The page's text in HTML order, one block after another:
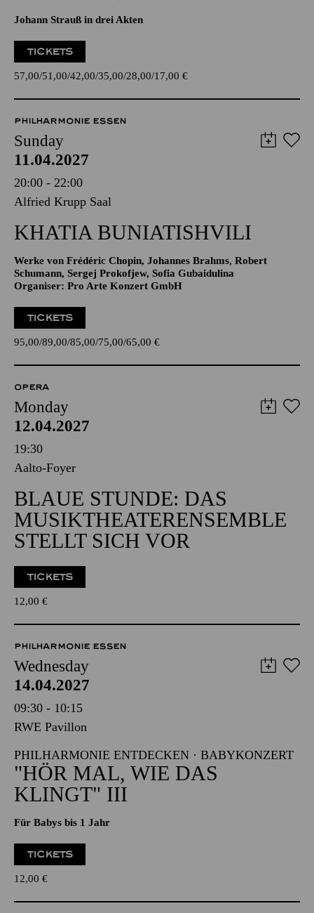
Johann Strauß in drei Akten
TICKETS
57,00 51,00 42,00 35,00 28,00 17,00 €
PHILHARMONIE ESSEN
Sunday
11.04.2027
20:00 - 22:00
Alfried Krupp Saal
KHATIA BUNIATISHVILI
Werke von Frédéric Chopin, Johannes Brahms, Robert
Schumann, Sergej Prokofjew, Sofia Gubaidulina
Organiser: Pro Arte Konzert GmbH
TICKETS
95,00 89,00 85,00 75,00 65,00 €
OPERA
Monday
12.04.2027
19:30
Aalto-Foyer
BLAUE STUNDE: DAS
MUSIKTHEATERENSEMBLE
STELLT SICH VOR
TICKETS
12,00 €
PHILHARMONIE ESSEN
Wednesday
14.04.2027
09:30 - 10:15
RWE Pavillon
PHILHARMONIE ENTDECKEN · BABYKONZERT
"HÖR MAL, WIE DAS
KLINGT" III
Für Babys bis 1 Jahr
TICKETS
12,00 €